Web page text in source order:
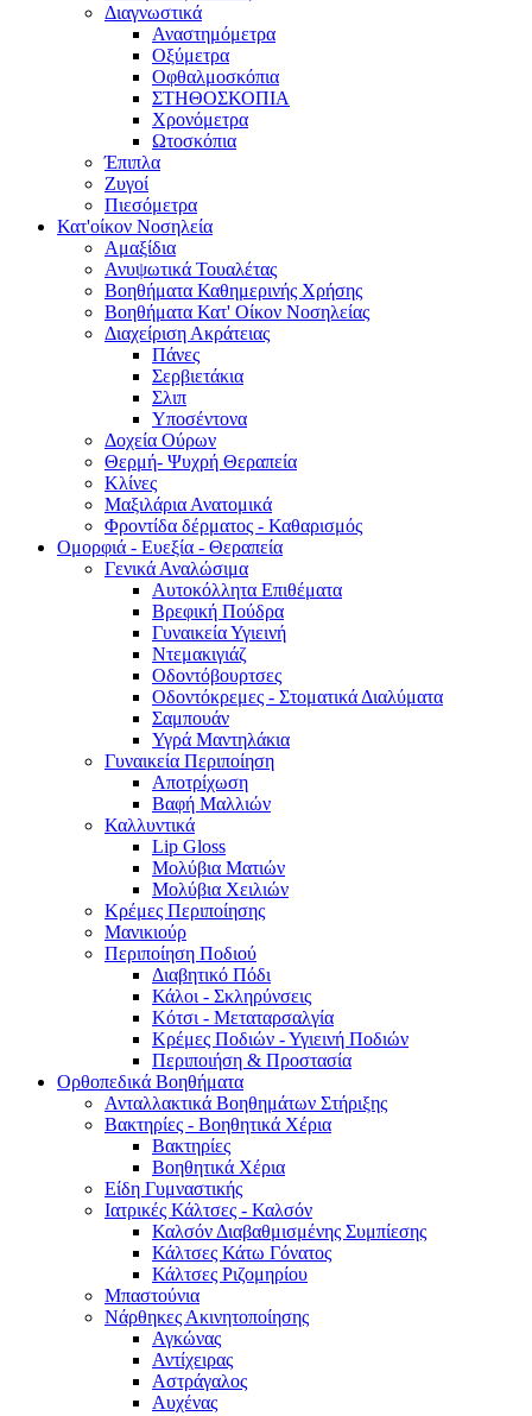
Διαγνωστικά
Αναστημόμετρα
Οξύμετρα
Οφθαλμοσκόπια
ΣΤΗΘΟΣΚΟΠΙΑ
Χρονόμετρα
Ωτοσκόπια
Έπιπλα
Ζυγοί
Πιεσόμετρα
Κατ'οίκον Νοσηλεία
Αμαξίδια
Ανυψωτικά Τουαλέτας
Βοηθήματα Καθημερινής Χρήσης
Βοηθήματα Κατ' Οίκον Νοσηλείας
Διαχείριση Ακράτειας
Πάνες
Σερβιετάκια
Σλιπ
Υποσέντονα
Δοχεία Ούρων
Θερμή- Ψυχρή Θεραπεία
Κλίνες
Μαξιλάρια Ανατομικά
Φροντίδα δέρματος - Καθαρισμός
Ομορφιά - Ευεξία - Θεραπεία
Γενικά Αναλώσιμα
Αυτοκόλλητα Επιθέματα
Βρεφική Πούδρα
Γυναικεία Υγιεινή
Ντεμακιγιάζ
Οδοντόβουρτσες
Οδοντόκρεμες - Στοματικά Διαλύματα
Σαμπουάν
Υγρά Μαντηλάκια
Γυναικεία Περιποίηση
Αποτρίχωση
Βαφή Μαλλιών
Καλλυντικά
Lip Gloss
Μολύβια Ματιών
Μολύβια Χειλιών
Κρέμες Περιποίησης
Μανικιούρ
Περιποίηση Ποδιού
Διαβητικό Πόδι
Κάλοι - Σκληρύνσεις
Κότσι - Μεταταρσαλγία
Κρέμες Ποδιών - Υγιεινή Ποδιών
Περιποιήση & Προστασία
Ορθοπεδικά Βοηθήματα
Ανταλλακτικά Βοηθημάτων Στήριξης
Βακτηρίες - Βοηθητικά Χέρια
Βακτηρίες
Βοηθητικά Χέρια
Είδη Γυμναστικής
Ιατρικές Κάλτσες - Καλσόν
Καλσόν Διαβαθμισμένης Συμπίεσης
Κάλτσες Κάτω Γόνατος
Κάλτσες Ριζομηρίου
Μπαστούνια
Νάρθηκες Ακινητοποίησης
Αγκώνας
Αντίχειρας
Αστράγαλος
Αυχένας